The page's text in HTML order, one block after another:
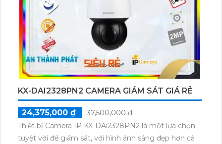
KX-DAI2328PN2 CAMERA GIÁM SÁT GIÁ RẺ
24,375,000 ₫
37,500,000 ₫
Thiết bị Camera IP KX-DAi2328PN2 là một lựa chọn
tuyệt vời để giám sát, với hình ảnh sáng đẹp hơn cả